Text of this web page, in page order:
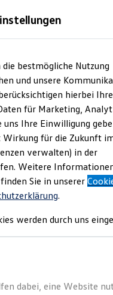
Gebrauchtwagen
bestmögliche Nutzung
und unsere
hierbei Ihre
für Marketing,
uns Ihre Einwilligung
Wirkung für die Zukunft
verwalten) in der
Weitere
Sie in unserer
.
werden durch uns
dabei, eine Website